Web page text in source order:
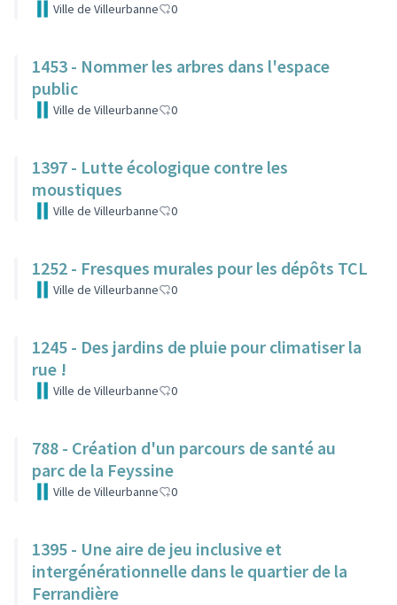
Ville de Villeurbanne 0
1453 - Nommer les arbres dans l'espace
public
Ville de Villeurbanne 0
1397 - Lutte écologique contre les
moustiques
Ville de Villeurbanne 0
1252 - Fresques murales pour les dépôts TCL
Ville de Villeurbanne 0
1245 - Des jardins de pluie pour climatiser la
rue !
Ville de Villeurbanne 0
788 - Création d'un parcours de santé au
parc de la Feyssine
Ville de Villeurbanne 0
1395 - Une aire de jeu inclusive et
intergénérationnelle dans le quartier de la
Ferrandière